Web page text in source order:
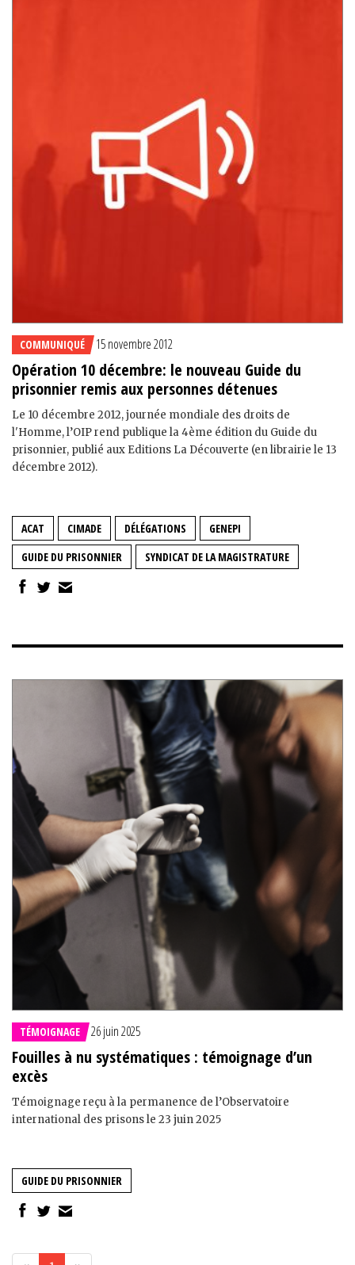
COMMUNIQUÉ 15 novembre 2012
Opération 10 décembre: le nouveau Guide du
prisonnier remis aux personnes détenues
Le 10 décembre 2012, journée mondiale des droits de
l'Homme, l’OIP rend publique la 4ème édition du Guide du
prisonnier, publié aux Editions La Découverte (en librairie le 13
décembre 2012).
ACAT CIMADE DÉLÉGATIONS
GENEPI
GUIDE DU PRISONNIER
SYNDICAT DE LA MAGISTRATURE
TÉMOIGNAGE 26 juin 2025
Fouilles à nu systématiques : témoignage d’un
excès
Témoignage reçu à la permanence de l’Observatoire
international des prisons le 23 juin 2025
GUIDE DU PRISONNIER